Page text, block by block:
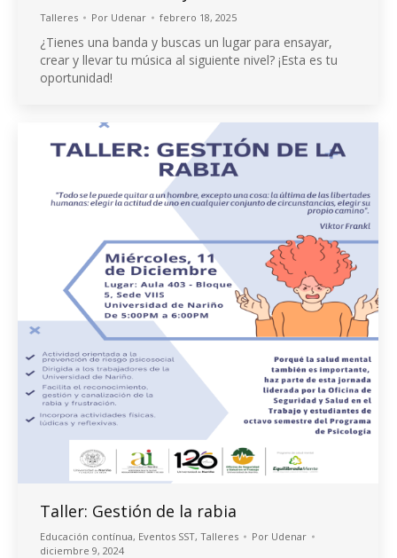
Talleres Por Udenar febrero 18, 2025
¿Tienes una banda y buscas un lugar para ensayar,
crear y llevar tu música al siguiente nivel? ¡Esta es tu
oportunidad!
Taller: Gestión de la rabia
Educación contínua, Eventos SST, Talleres Por Udenar
diciembre 9, 2024